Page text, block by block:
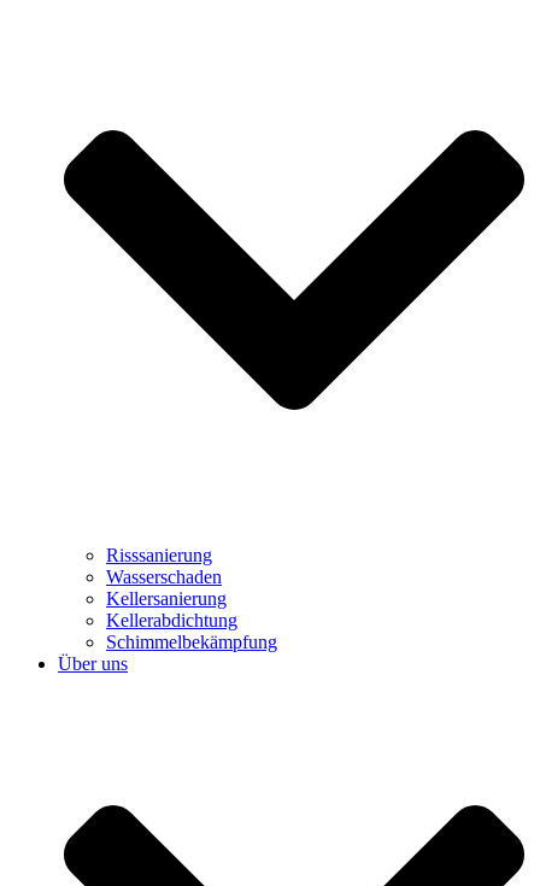
Risssanierung
Wasserschaden
Kellersanierung
Kellerabdichtung
Schimmelbekämpfung
Über uns